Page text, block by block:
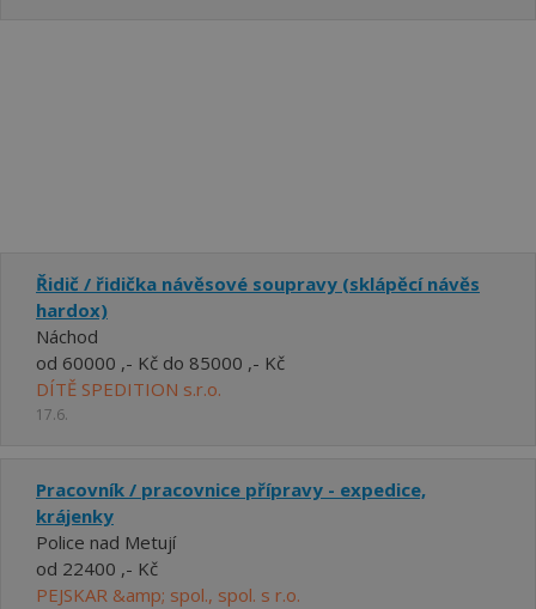
Řidič / řidička návěsové soupravy (sklápěcí návěs
hardox)
Náchod
od 60000 ,- Kč do 85000 ,- Kč
DÍTĚ SPEDITION s.r.o.
17.6.
Pracovník / pracovnice přípravy - expedice,
krájenky
Police nad Metují
od 22400 ,- Kč
PEJSKAR &amp; spol., spol. s r.o.